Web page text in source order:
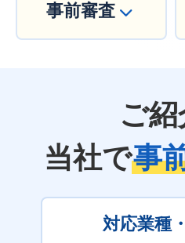
事前審査
ご
当社で事
対応業種